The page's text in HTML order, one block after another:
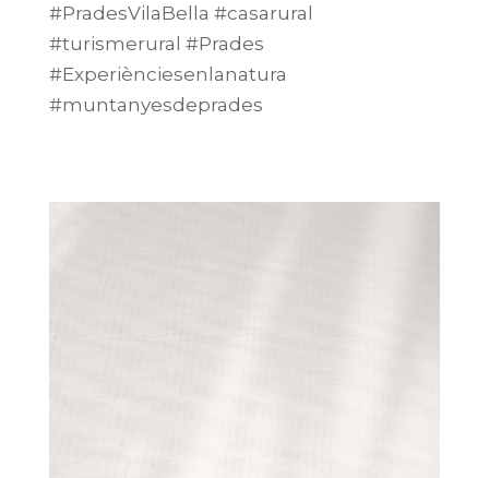
#PradesVilaBella #casarural
#turismerural #Prades
#Experiènciesenlanatura
#muntanyesdeprades